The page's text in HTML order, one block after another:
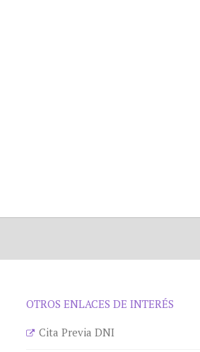
OTROS ENLACES DE INTERÉS
Cita Previa DNI